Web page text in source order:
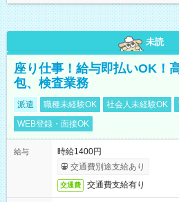
未読
座り仕事！給与即払いOK！
包、検査業務
派遣 職種未経験OK 社会人未経験OK
WEB登録・面接OK
給与
時給1400円
交通費別途支給あり
交通費 交通費支給有り